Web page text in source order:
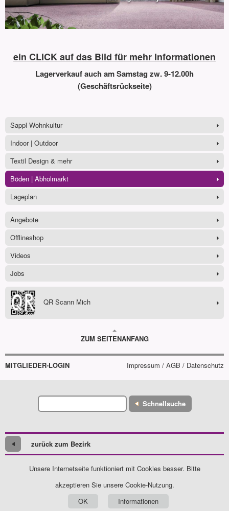
ein CLICK auf das Bild für mehr Informationen
Lagerverkauf auch am Samstag zw. 9-12.00h
(Geschäftsrückseite)
Sappl Wohnkultur
Indoor | Outdoor
Textil Design & mehr
Böden | Abholmarkt
Lageplan
Angebote
Offlineshop
Videos
Jobs
QR Scann Mich
ZUM SEITENANFANG
MITGLIEDER-LOGIN Impressum / AGB / Datenschutz
Schnellsuche
zurück zum Bezirk
Unsere Internetseite funktioniert mit Cookies besser. Bitte
akzeptieren Sie unsere Cookie-Nutzung.
OK
Informationen